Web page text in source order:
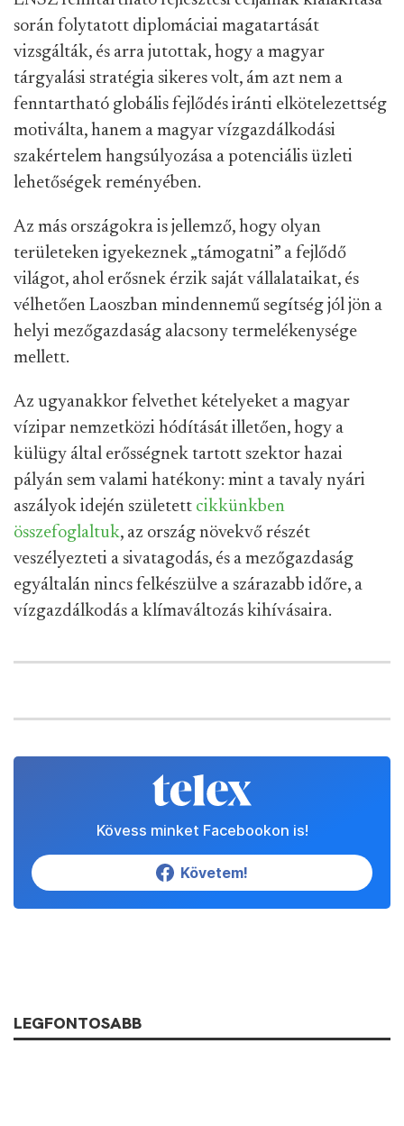
során folytatott diplomáciai magatartását
vizsgálták, és arra jutottak, hogy a magyar
tárgyalási stratégia sikeres volt, ám azt nem a
fenntartható globális fejlődés iránti elkötelezettség
motiválta, hanem a magyar vízgazdálkodási
szakértelem hangsúlyozása a potenciális üzleti
lehetőségek reményében.
Az más országokra is jellemző, hogy olyan
területeken igyekeznek „támogatni” a fejlődő
világot, ahol erősnek érzik saját vállalataikat, és
vélhetően Laoszban mindennemű segítség jól jön a
helyi mezőgazdaság alacsony termelékenysége
mellett.
Az ugyanakkor felvethet kételyeket a magyar
vízipar nemzetközi hódítását illetően, hogy a
külügy által erősségnek tartott szektor hazai
pályán sem valami hatékony: mint a tavaly nyári
aszályok idején született cikkünkben
összefoglaltuk, az ország növekvő részét
veszélyezteti a sivatagodás, és a mezőgazdaság
egyáltalán nincs felkészülve a szárazabb időre, a
vízgazdálkodás a klímaváltozás kihívásaira.
Kövess minket Facebookon is!
Követem!
LEGFONTOSABB